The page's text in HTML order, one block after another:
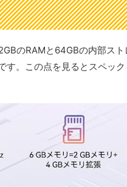
のRAMと64GBの内部スト
。この点を見るとスペッ